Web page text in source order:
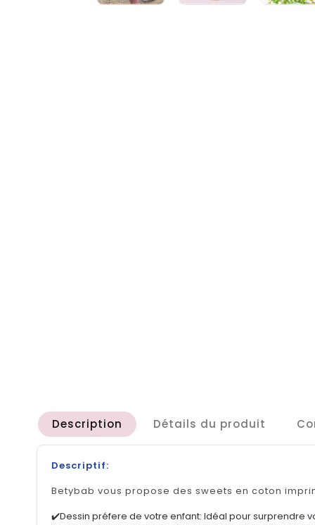
Description Détails du produit
Descriptif:
Betybab vous propose des sweets en coton
✔️Dessin préfere de votre enfant: Idéal pour surprendre